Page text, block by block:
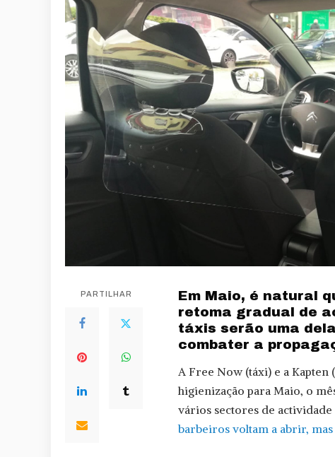
PARTILHAR
Em Maio, é natural
retoma gradual de
táxis serão uma
combater a
A Free Now (táxi) e a Kapten
higienização para Maio, o
vários sectores de
barbeiros voltam a abrir,